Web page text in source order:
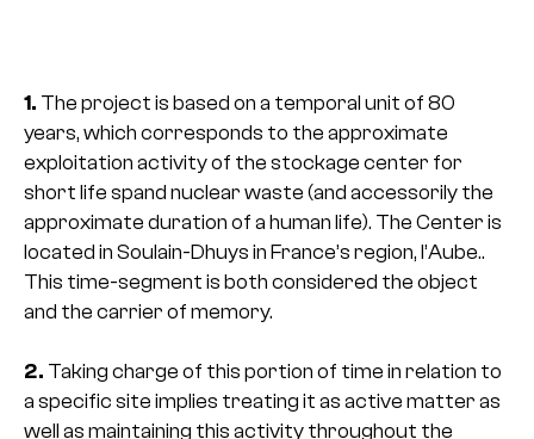
1. The project is based on a temporal unit of 80
years, which corresponds to the approximate
exploitation activity of the stockage center for
short life spand nuclear waste (and accessorily the
approximate duration of a human life). The Center is
located in Soulain-Dhuys in France’s region, l’Aube..
This time-segment is both considered the object
and the carrier of memory.
2. Taking charge of this portion of time in relation to
a specific site implies treating it as active matter as
well as maintaining this activity throughout the